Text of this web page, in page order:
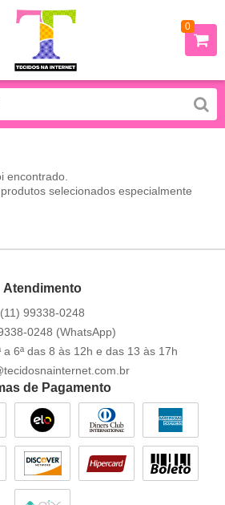
0
encontrado.
selecionados especialmente
Atendimento
(11) 99338-0248
0248 (WhatsApp)
a 6ª das 8 às 12h e das 13 às 17h
de Pagamento